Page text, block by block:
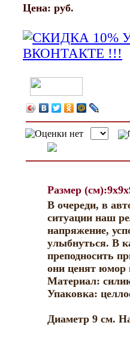
Цена: руб.
Размер
В очереди, в
ситуации наш
напряжение,
улыбнуться. В
преподносить
они ценят юмор
Материал:
Упаковка:
Диаметр 9 см.